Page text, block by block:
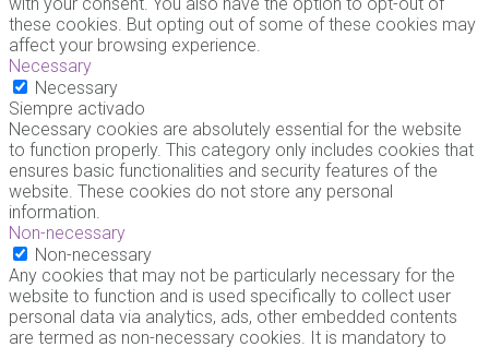
these cookies. But opting out of some of these cookies may
affect your browsing experience.
Necessary
Necessary
Siempre activado
Necessary cookies are absolutely essential for the website
to function properly. This category only includes cookies that
ensures basic functionalities and security features of the
website. These cookies do not store any personal
information.
Non-necessary
Non-necessary
Any cookies that may not be particularly necessary for the
website to function and is used specifically to collect user
personal data via analytics, ads, other embedded contents
are termed as non-necessary cookies. It is mandatory to